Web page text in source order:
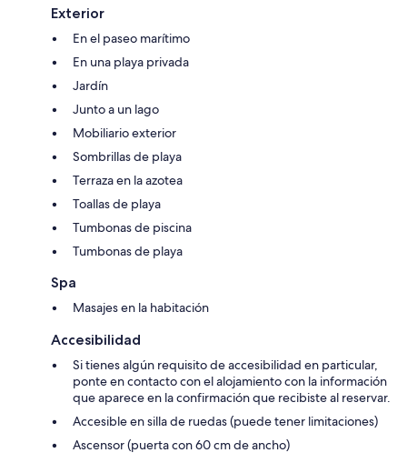
Exterior
En el paseo marítimo
En una playa privada
Jardín
Junto a un lago
Mobiliario exterior
Sombrillas de playa
Terraza en la azotea
Toallas de playa
Tumbonas de piscina
Tumbonas de playa
Spa
Masajes en la habitación
Accesibilidad
Si tienes algún requisito de accesibilidad en particular,
ponte en contacto con el alojamiento con la información
que aparece en la confirmación que recibiste al reservar.
Accesible en silla de ruedas (puede tener limitaciones)
Ascensor (puerta con 60 cm de ancho)